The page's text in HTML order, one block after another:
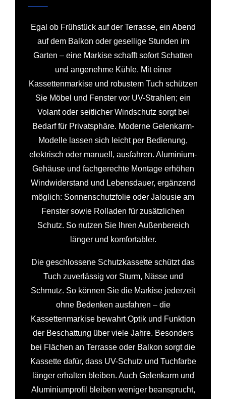
Egal ob Frühstück auf der Terrasse, ein Abend
auf dem Balkon oder gesellige Stunden im
Garten – eine Markise schafft sofort Schatten
und angenehme Kühle. Mit einer
Kassettenmarkise und robustem Tuch schützen
Sie Möbel und Fenster vor UV-Strahlen; ein
Volant oder seitlicher Windschutz sorgt bei
Bedarf für Privatsphäre. Moderne Gelenkarm-
Modelle lassen sich leicht per Bedienung,
elektrisch oder manuell, ausfahren. Aluminium-
Gehäuse und fachgerechte Montage erhöhen
Windwiderstand und Lebensdauer, ergänzend
möglich: Sonnenschutzfolie oder Jalousie am
Fenster sowie Rolladen für zusätzlichen
Schutz. So nutzen Sie Ihren Außenbereich
länger und komfortabler.
Die geschlossene Schutzkassette schützt das
Tuch zuverlässig vor Sturm, Nässe und
Schmutz. So können Sie die Markise jederzeit
ohne Bedenken ausfahren – die
Kassettenmarkise bewahrt Optik und Funktion
der Beschattung über viele Jahre. Besonders
bei Flächen an Terrasse oder Balkon sorgt die
Kassette dafür, dass UV-Schutz und Tuchfarbe
länger erhalten bleiben. Auch Gelenkarm und
Aluminiumprofil bleiben weniger beansprucht,